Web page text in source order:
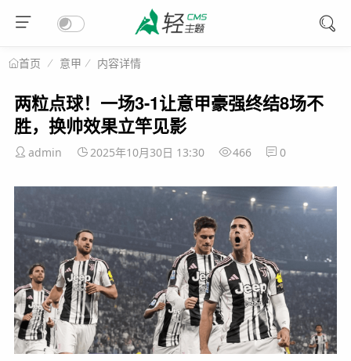
首页 意甲 内容详情
两粒点球！一场3-1让意甲豪强终结8场不
胜，换帅效果立竿见影
admin 2025年10月30日 13:30 466 0